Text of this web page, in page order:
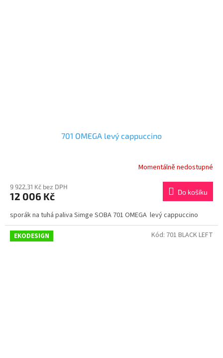
701 OMEGA levý cappuccino
Momentálně nedostupné
9 922,31 Kč bez DPH
12 006 Kč Do košíku
sporák na tuhá paliva Simge SOBA 701 OMEGA levý cappuccino
EKODESIGN Kód: 701 BLACK LEFT